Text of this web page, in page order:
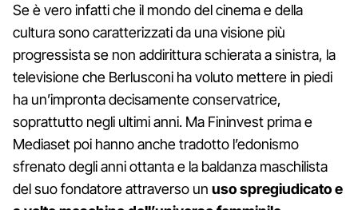
Se è vero infatti che il mondo del cinema e della
cultura sono caratterizzati da una visione più
progressista se non addirittura schierata a sinistra, la
televisione che Berlusconi ha voluto mettere in piedi
ha un’impronta decisamente conservatrice,
soprattutto negli ultimi anni. Ma Fininvest prima e
Mediaset poi hanno anche tradotto l’edonismo
sfrenato degli anni ottanta e la baldanza maschilista
del suo fondatore attraverso un uso spregiudicato e